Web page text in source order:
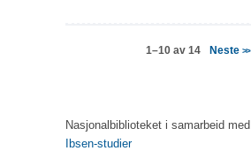
1–10 av 14 Neste>>
Nasjonalbiblioteket i samarbeid med
Ibsen-studier